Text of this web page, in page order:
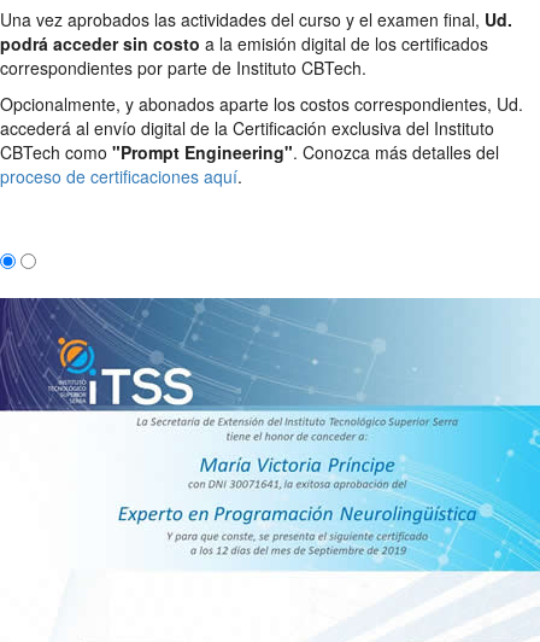
Una vez aprobados las actividades del curso y el examen final, Ud.
podrá acceder sin costo a la emisión digital de los certificados
correspondientes por parte de Instituto CBTech.
Opcionalmente, y abonados aparte los costos correspondientes, Ud.
accederá al envío digital de la Certificación exclusiva del Instituto
CBTech como "Prompt Engineering". Conozca más detalles del
proceso de certificaciones aquí.